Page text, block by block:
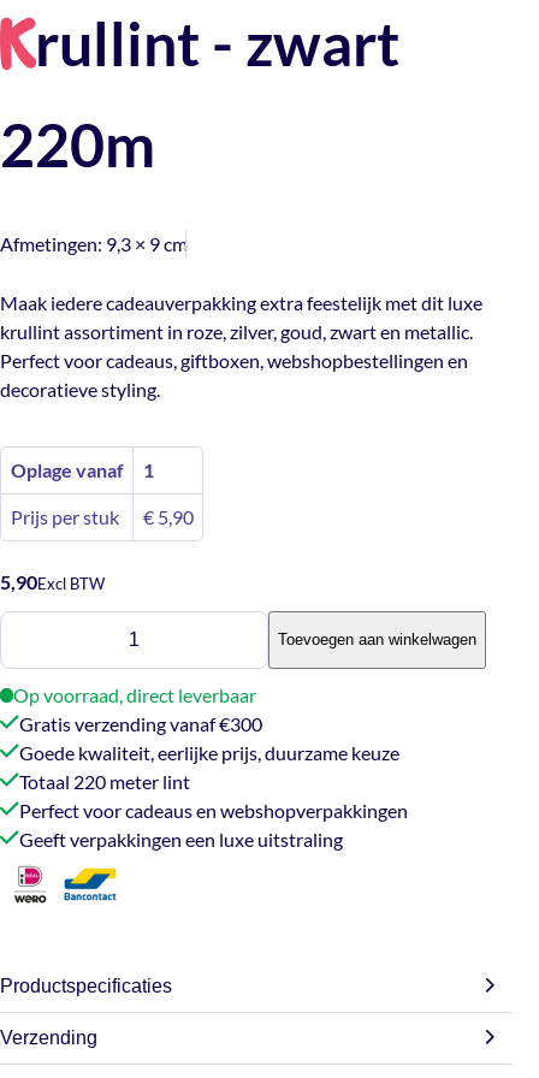
Krullint - zwart
220m
Afmetingen: 9,3 × 9 cm
Maak iedere cadeauverpakking extra feestelijk met dit luxe
krullint assortiment in roze, zilver, goud, zwart en metallic.
Perfect voor cadeaus, giftboxen, webshopbestellingen en
decoratieve styling.
Oplage vanaf 1
Prijs per stuk €5,90
5,90Excl BTW
Krullint
220m
aantal
Toevoegen aan winkelwagen
Op voorraad, direct leverbaar
Gratis verzending vanaf €300
Goede kwaliteit, eerlijke prijs, duurzame keuze
Totaal 220 meter lint
Perfect voor cadeaus en webshopverpakkingen
Geeft verpakkingen een luxe uitstraling
Productspecificaties
Afmetingen 9,3 × 9 cm
Verzending